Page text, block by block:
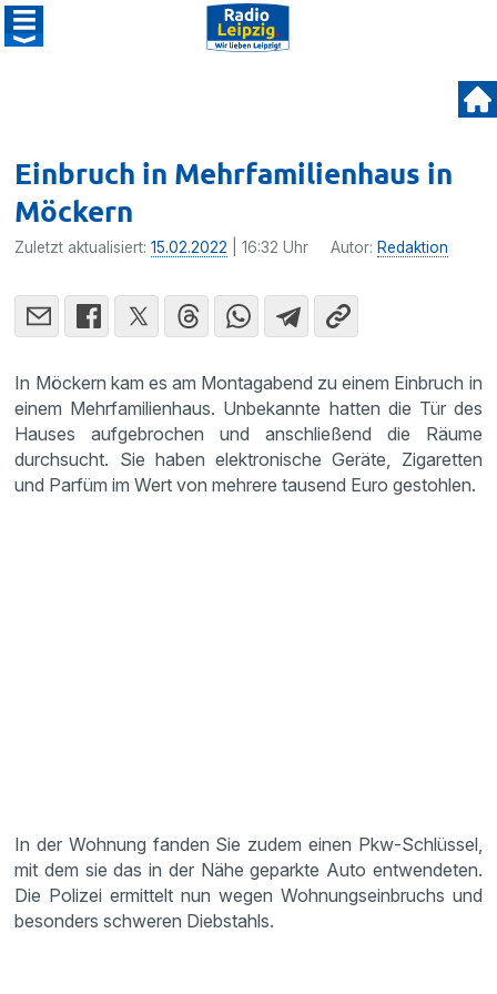
Einbruch in Mehrfamilienhaus in
Möckern
Zuletzt aktualisiert:15.02.2022 | 16:32 Uhr Autor: Redaktion
In Möckern kam es am Montagabend zu einem Einbruch in
einem Mehrfamilienhaus. Unbekannte hatten die Tür des
Hauses aufgebrochen und anschließend die Räume
durchsucht. Sie haben elektronische Geräte, Zigaretten
und Parfüm im Wert von mehrere tausend Euro gestohlen.
In der Wohnung fanden Sie zudem einen Pkw-Schlüssel,
mit dem sie das in der Nähe geparkte Auto entwendeten.
Die Polizei ermittelt nun wegen Wohnungseinbruchs und
besonders schweren Diebstahls.